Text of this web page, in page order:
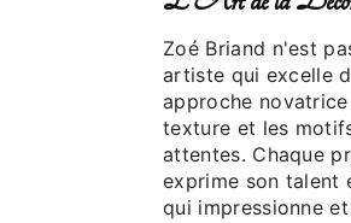
Zoé Briand n'est
artiste qui excelle
approche
texture et les
attentes. Chaque
exprime son talent
qui impressionne